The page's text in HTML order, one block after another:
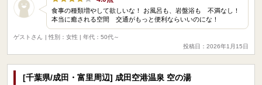
食事の種類増やして欲しいな！ お風呂も、岩盤浴も 不満なし！
本当に癒される空間 交通がもっと便利ならいいのにな！
ゲストさん
| 性別：女性 | 年代：50代～
投稿日：2026年1月15日
[千葉県/成田・富里周辺] 成田空港温泉 空の湯